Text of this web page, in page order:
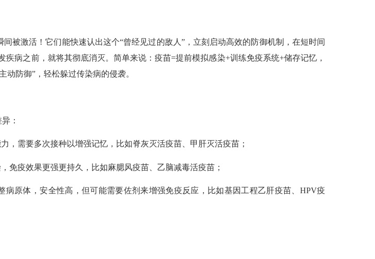
间被激活！它们能快速认出这个“曾经见过的敌人”，立刻启动高效的防御机制，在短时间
病之前，就将其彻底消灭。简单来说：疫苗=提前模拟感染+训练免疫系统+储存记忆，
动防御”，轻松躲过传染病的侵袭。
：
，需要多次接种以增强记忆，比如脊灰灭活疫苗、甲肝灭活疫苗；
免疫效果更强更持久，比如麻腮风疫苗、乙脑减毒活疫苗；
原体，安全性高，但可能需要佐剂来增强免疫反应，比如基因工程乙肝疫苗、HPV疫